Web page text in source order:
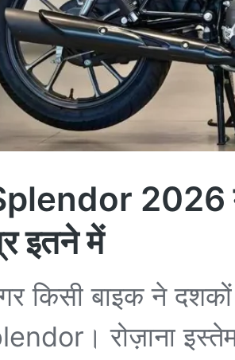
2026
इतने में
किसी बाइक ने
रोज़ाना